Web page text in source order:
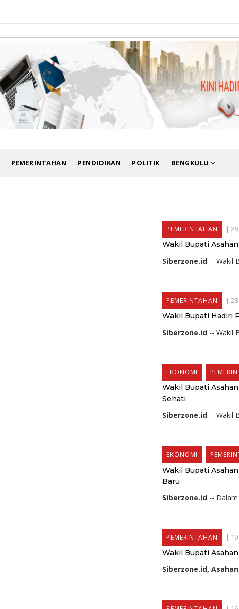
PEMERINTAHAN PENDIDIKAN POLITIK BENGKULU
PEMERINTAHAN |
Wakil Bupati
Siberzone.id -- Wakil
PEMERINTAHAN |
Wakil Bupati Hadiri
Siberzone.id -- Wakil
EKONOMI
Wakil Bupati
Sehati
Siberzone.id -- Wakil
EKONOMI
Wakil Bupati
Baru
Siberzone.id --
PEMERINTAHAN |
Wakil Bupati
Siberzone.id, Asahan